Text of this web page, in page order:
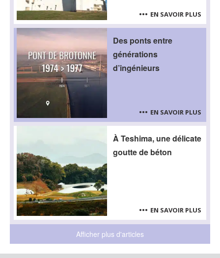
EN SAVOIR PLUS
Des ponts entre
générations
d’ingénieurs
EN SAVOIR PLUS
À Teshima, une délicate
goutte de béton
EN SAVOIR PLUS
Afficher plus d'articles